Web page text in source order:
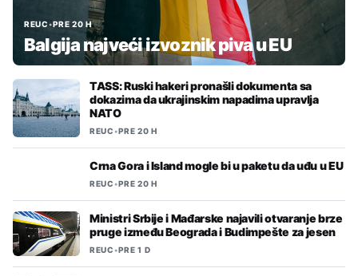
REUC•PRE 20 H
Balgija najveći izvoznik piva u EU
TASS: Ruski hakeri pronašli dokumenta sa
dokazima da ukrajinskim napadima upravlja
NATO
REUC•PRE 20 H
Crna Gora i Island mogle bi u paketu da uđu u EU
REUC•PRE 20 H
Ministri Srbije i Mađarske najavili otvaranje brze
pruge između Beograda i Budimpešte za jesen
REUC•PRE 1 D